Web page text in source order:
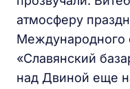
атмосферу
Международного
«Славянский
над Двиной еще